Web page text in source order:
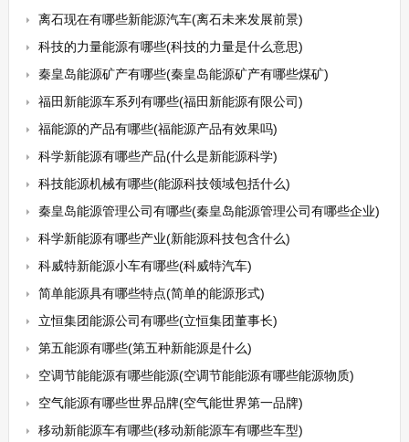
离石现在有哪些新能源汽车(离石未来发展前景)
科技的力量能源有哪些(科技的力量是什么意思)
秦皇岛能源矿产有哪些(秦皇岛能源矿产有哪些煤矿)
福田新能源车系列有哪些(福田新能源有限公司)
福能源的产品有哪些(福能源产品有效果吗)
科学新能源有哪些产品(什么是新能源科学)
科技能源机械有哪些(能源科技领域包括什么)
秦皇岛能源管理公司有哪些(秦皇岛能源管理公司有哪些企业)
科学新能源有哪些产业(新能源科技包含什么)
科威特新能源小车有哪些(科威特汽车)
简单能源具有哪些特点(简单的能源形式)
立恒集团能源公司有哪些(立恒集团董事长)
第五能源有哪些(第五种新能源是什么)
空调节能能源有哪些能源(空调节能能源有哪些能源物质)
空气能源有哪些世界品牌(空气能世界第一品牌)
移动新能源车有哪些(移动新能源车有哪些车型)